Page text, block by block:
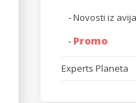
-Novosti iz
- Promo
Experts Planeta